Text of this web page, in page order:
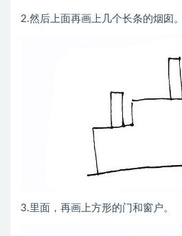
2.然后上面再画上几个长条的烟囱。
3.里面，再画上方形的门和窗户。